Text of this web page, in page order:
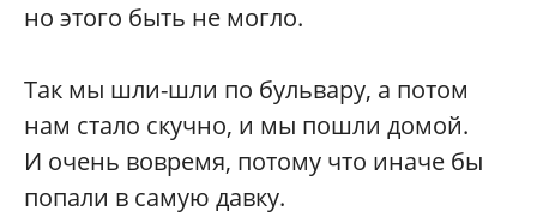
но этого быть не могло.
Так мы шли-шли по бульвару, а потом
нам стало скучно, и мы пошли домой.
И очень вовремя, потому что иначе бы
попали в самую давку.